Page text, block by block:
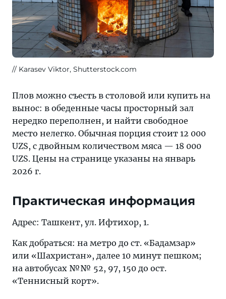
Karasev Viktor, Shutterstock.com
Плов можно съесть в столовой или купить на
вынос: в обеденные часы просторный зал
нередко переполнен, и найти свободное
место нелегко. Обычная порция стоит 12 000
UZS, с двойным количеством мяса — 18 000
UZS. Цены на странице указаны на январь
2026 г.
Практическая информация
Адрес: Ташкент, ул. Ифтихор, 1.
Как добраться: на метро до ст. «Бадамзар»
или «Шахристан», далее 10 минут пешком;
на автобусах №№ 52, 97, 150 до ост.
«Теннисный корт».